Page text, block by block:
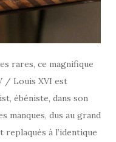
rares, ce magnifique
/ Louis XVI est
ébéniste, dans son
manques, dus au grand
à l’identique